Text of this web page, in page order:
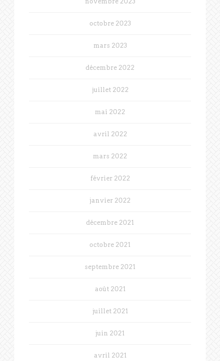
octobre 2023
mars 2023
décembre 2022
juillet 2022
mai 2022
avril 2022
mars 2022
février 2022
janvier 2022
décembre 2021
octobre 2021
septembre 2021
août 2021
juillet 2021
juin 2021
avril 2021